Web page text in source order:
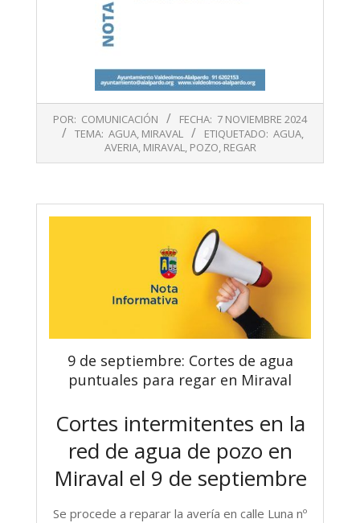
11-
POR: COMUNICACIÓN FECHA: 7 NOVIEMBRE 2024
TEMA: AGUA, MIRAVAL ETIQUETADO: AGUA,
AVERIA, MIRAVAL, POZO, REGAR
9 de septiembre: Cortes de agua
puntuales para regar en Miraval
Cortes intermitentes en la
red de agua de pozo en
Miraval el 9 de septiembre
Se procede a reparar la avería en calle Luna nº